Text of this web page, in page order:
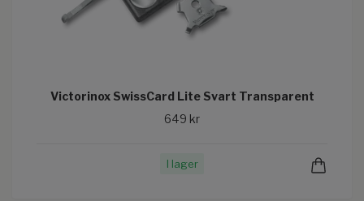
Victorinox SwissCard Lite Svart Transparent
649 kr
I lager